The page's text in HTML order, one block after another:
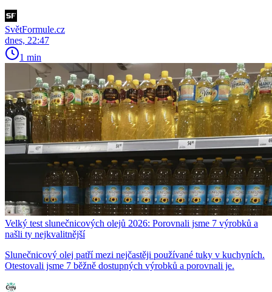
SvětFormule.cz
dnes, 22:47
1 min
Velký test slunečnicových olejů 2026: Porovnali jsme 7 výrobků a
našli ty nejkvalitnější
Slunečnicový olej patří mezi nejčastěji používané tuky v kuchyních.
Otestovali jsme 7 běžně dostupných výrobků a porovnali je.